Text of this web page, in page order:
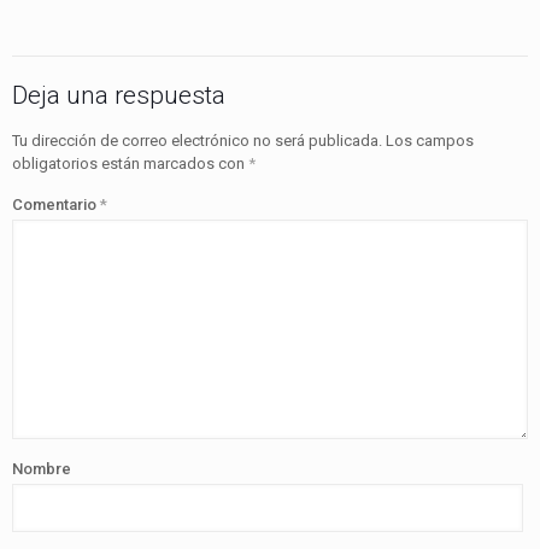
Deja una respuesta
Tu dirección de correo electrónico no será publicada. Los campos
obligatorios están marcados con *
Comentario *
Nombre